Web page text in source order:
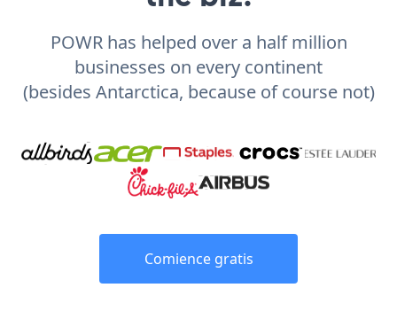
POWR has helped over a half million
businesses on every continent
(besides Antarctica, because of course not)
Comience gratis